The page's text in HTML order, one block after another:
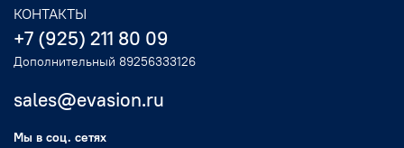
КОНТАКТЫ
+7 (925) 211 80 09
Дополнительный 89256333126
sales@evasion.ru
Мы в соц. сетях